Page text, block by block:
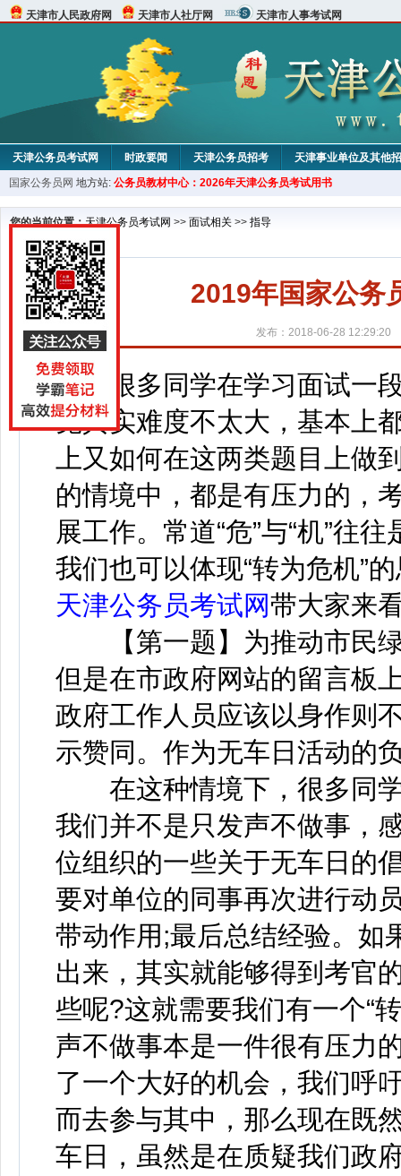
天津市人民政府网 天津市人社厅网 天津市人事考试网
天津公务员考试网 时政要闻 天津公务员招考 天津事业单位及其他
考试论坛 教材中心
国家公务员网 地方站: 公务员教材中心：2026年天津公务员考试用书
您的当前位置：天津公务员考试网 >> 面试相关 >> 指导
2019年国家公务
发布：2018-06-28 12:29:20
很多同学在学习面试一段
觉其实难度不太大，基本上
上又如何在这两类题目上做
的情境中，都是有压力的，
展工作。常道“危”与“机”往
我们也可以体现“转为危机”
天津公务员考试网带大家来
【第一题】为推动市民绿
但是在市政府网站的留言板
政府工作人员应该以身作则
示赞同。作为无车日活动的
在这种情境下，很多同学
我们并不是只发声不做事，
位组织的一些关于无车日的
要对单位的同事再次进行动
带动作用;最后总结经验。如
出来，其实就能够得到考官
些呢?这就需要我们有一个“
声不做事本是一件很有压力
了一个大好的机会，我们呼
而去参与其中，那么现在既
车日，虽然是在质疑我们政